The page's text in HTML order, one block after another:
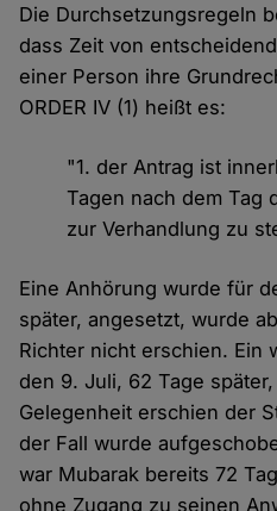
Die Durchsetzungsregeln
dass Zeit von
einer Person ihre
ORDER IV (1) heißt es:
"1. der Antrag ist
Tagen nach dem Tag
zur Verhandlung zu
Eine Anhörung wurde für
später, angesetzt, wurde
Richter nicht erschien. Ein
den 9. Juli, 62 Tage
Gelegenheit erschien der
der Fall wurde
war Mubarak bereits 72
ohne Zugang zu seinen